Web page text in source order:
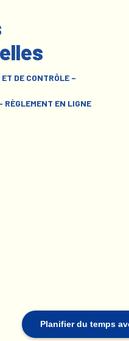
Planifier du temps
DE CONTRÔLE –
RÈGLEMENT EN LIGNE